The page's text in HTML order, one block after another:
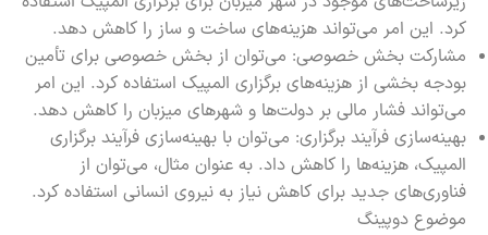
کرد. این امر می‌تواند هزینه‌های ساخت و ساز را کاهش دهد.
مشارکت بخش خصوصی: می‌توان از بخش خصوصی برای تأمین
بودجه بخشی از هزینه‌های برگزاری المپیک استفاده کرد. این امر
می‌تواند فشار مالی بر دولت‌ها و شهرهای میزبان را کاهش دهد.
بهینه‌سازی فرآیند برگزاری: می‌توان با بهینه‌سازی فرآیند برگزاری
المپیک، هزینه‌ها را کاهش داد. به عنوان مثال، می‌توان از
فناوری‌های جدید برای کاهش نیاز به نیروی انسانی استفاده کرد.
موضوع دوپینگ